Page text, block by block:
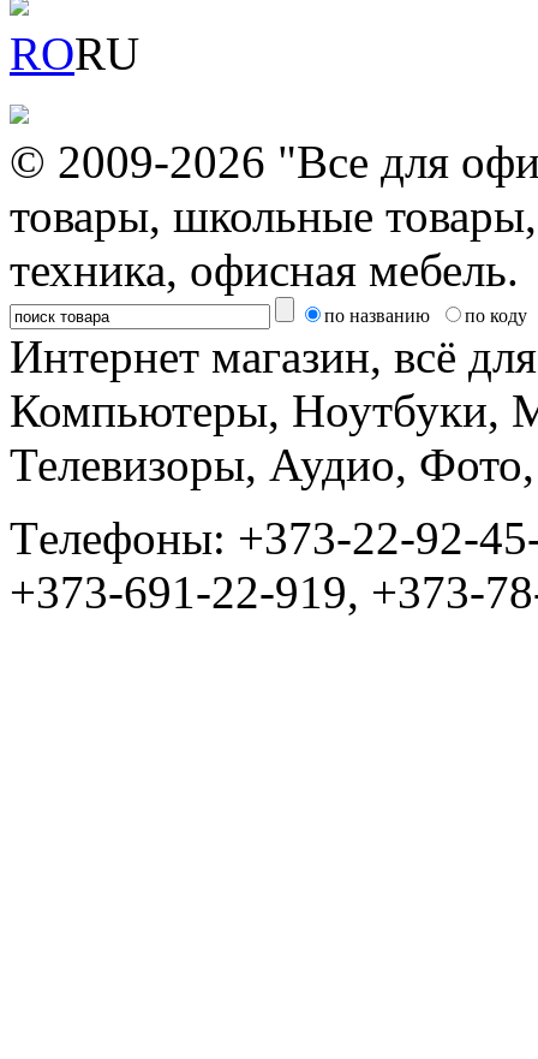
RORU
© 2009-2026 "Все для
товары, школьные
техника, офисная мебель.
по названию по коду
Интернет магазин, всё
Компьютеры, Ноутбуки,
Телевизоры, Аудио,
Tелефоны: +373-22-92-
+373-691-22-919, +373-